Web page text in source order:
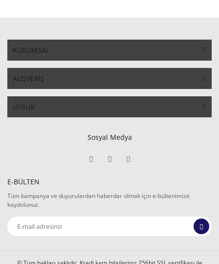
KURUMSAL
ALIŞVERİŞ
ÜYELİK
Sosyal Medya
E-BÜLTEN
Tüm kampanya ve duyurulardan haberdar olmak için e-bültenimize
kaydolunuz.